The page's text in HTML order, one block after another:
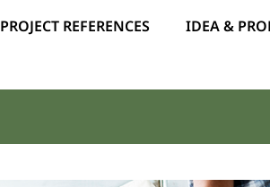
PROJECT REFERENCES IDEA &